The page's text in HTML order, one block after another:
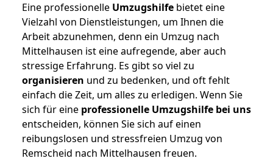
Eine professionelle Umzugshilfe bietet eine
Vielzahl von Dienstleistungen, um Ihnen die
Arbeit abzunehmen, denn ein Umzug nach
Mittelhausen ist eine aufregende, aber auch
stressige Erfahrung. Es gibt so viel zu
organisieren und zu bedenken, und oft fehlt
einfach die Zeit, um alles zu erledigen. Wenn Sie
sich für eine professionelle Umzugshilfe bei uns
entscheiden, können Sie sich auf einen
reibungslosen und stressfreien Umzug von
Remscheid nach Mittelhausen freuen.